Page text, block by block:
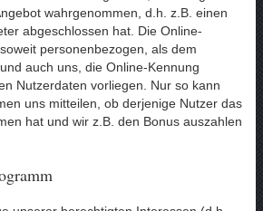
wahrgenommen, d.h. z.B. einen
abgeschlossen hat. Die Online-
personenbezogen, als dem
auch uns, die Online-Kennung
Nutzerdaten vorliegen. Nur so kann
uns mitteilen, ob derjenige Nutzer das
hat und wir z.B. den Bonus auszahlen